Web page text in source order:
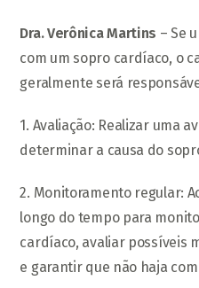
Dra. Verônica Martins – Se
com um sopro cardíaco, o
geralmente será
1. Avaliação: Realizar uma
determinar a causa do
2. Monitoramento regular:
longo do tempo para
cardíaco, avaliar possíveis
e garantir que não haja